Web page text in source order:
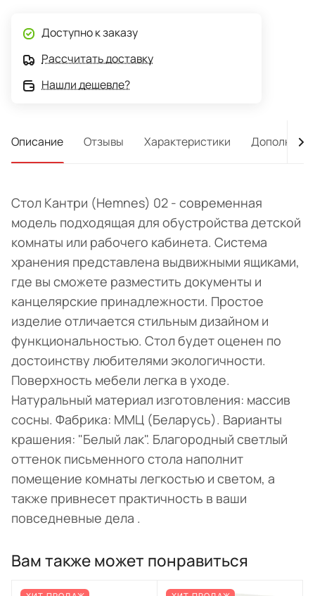
Доступно к заказу
Рассчитать доставку
Нашли дешевле?
Описание Отзывы Характеристики
Стол Кантри (Hemnes) 02 - современная
модель подходящая для обустройства детской
комнаты или рабочего кабинета. Система
хранения представлена выдвижными ящиками,
где вы сможете разместить документы и
канцелярские принадлежности. Простое
изделие отличается стильным дизайном и
функциональностью. Стол будет оценен по
достоинству любителями экологичности.
Поверхность мебели легка в уходе.
Натуральный материал изготовления: массив
сосны. Фабрика: ММЦ (Беларусь). Варианты
крашения: "Белый лак". Благородный светлый
оттенок письменного стола наполнит
помещение комнаты легкостью и светом, а
также привнесет практичность в ваши
повседневные дела .
Вам также может понравиться